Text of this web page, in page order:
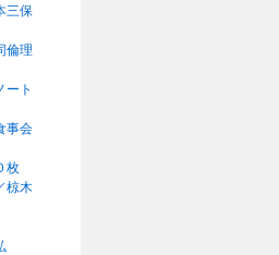
三保
倫理
ート
事会
枚
椋木